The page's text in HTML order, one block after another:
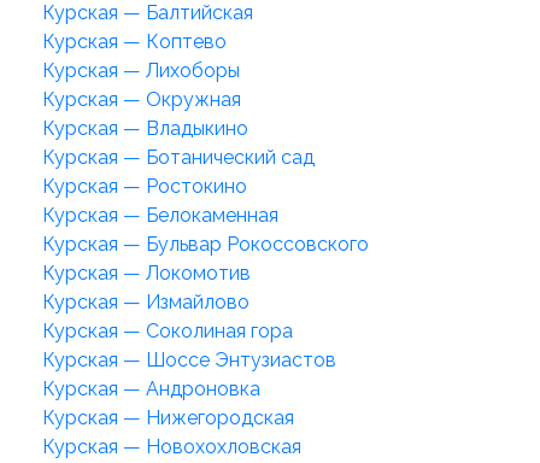
Курская — Балтийская
Курская — Коптево
Курская — Лихоборы
Курская — Окружная
Курская — Владыкино
Курская — Ботанический сад
Курская — Ростокино
Курская — Белокаменная
Курская — Бульвар Рокоссовского
Курская — Локомотив
Курская — Измайлово
Курская — Соколиная гора
Курская — Шоссе Энтузиастов
Курская — Андроновка
Курская — Нижегородская
Курская — Новохохловская